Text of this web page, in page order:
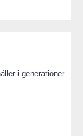
i generationer